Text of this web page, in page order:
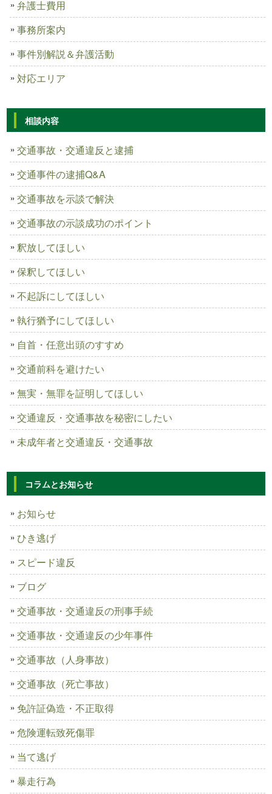
弁護士費用
事務所案内
事件別解説＆弁護活動
対応エリア
相談内容
交通事故・交通違反と逮捕
交通事件の逮捕Q&A
交通事故を示談で解決
交通事故の示談成功のポイント
釈放してほしい
保釈してほしい
不起訴にしてほしい
執行猶予にしてほしい
自首・任意出頭のすすめ
交通前科を避けたい
無実・無罪を証明してほしい
交通違反・交通事故を秘密にしたい
未成年者と交通違反・交通事故
コラムとお知らせ
お知らせ
ひき逃げ
スピード違反
ブログ
交通事故・交通違反の刑事手続
交通事故・交通違反の少年事件
交通事故（人身事故）
交通事故（死亡事故）
免許証偽造・不正取得
危険運転致死傷罪
当て逃げ
暴走行為